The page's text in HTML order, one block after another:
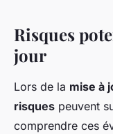
Risques
jour
Lors de la mise à
risques peuvent
comprendre ces